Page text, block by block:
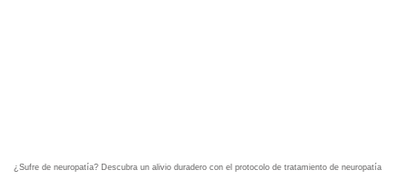
¿Sufre de neuropatía? Descubra un alivio duradero con el protocolo de tratamiento de neuropatía